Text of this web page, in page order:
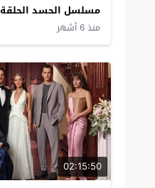
مسلسل الحسد الحلقة 21 مترجم
منذ 6 أشهر
02:15:50